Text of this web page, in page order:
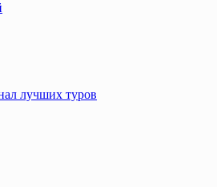
лучших туров